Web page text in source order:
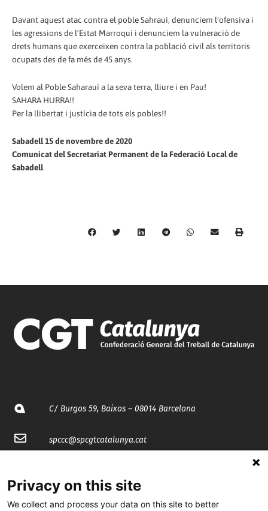
Davant aquest atac contra el poble Sahrauí, denunciem l’ofensiva i
les agressions de l’Estat Marroquí i denunciem la vulneració de
drets humans que exerceixen contra la població civil als territoris
ocupats des de fa més de 45 anys.
Volem al Poble Saharauí a la seva terra, lliure i en Pau!
SAHARA HURRA!!
Per la llibertat i justícia de tots els pobles!!
Sabadell 15 de novembre de 2020
Comunicat del Secretariat Permanent de la Federació Local de
Sabadell
C/ Burgos 59, Baixos – 08014 Barcelona
spccc@spcgtcatalunya.cat
@CGTCatalunya
Privacy on this site
We collect and process your data on this site to better